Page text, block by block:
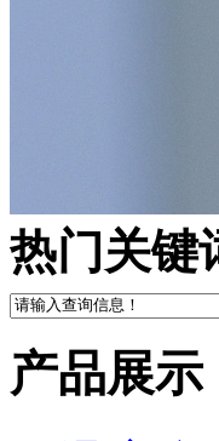
热门关键
产品展示